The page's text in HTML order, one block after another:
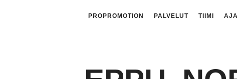
PROPROMOTION PALVELUT TIIMI